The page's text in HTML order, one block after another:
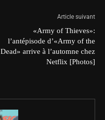
Article suivant
«Army of Thieves»:
l’antépisode d’«Army of the
Dead» arrive à l’automne chez
Netflix [Photos]